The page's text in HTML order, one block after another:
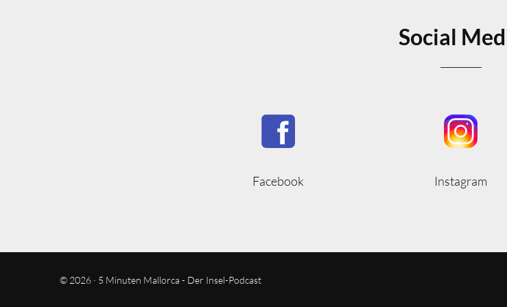
Social
Facebook Instagram
© 2026 · 5 Minuten Mallorca - Der Insel-Podcast